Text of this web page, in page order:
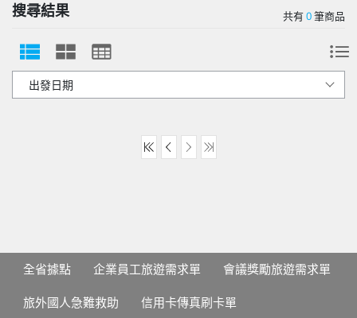
搜尋結果 共有0筆商品
全省據點 企業員工旅遊需求單 會議獎勵旅遊需求單
旅外國人急難救助 信用卡傳真刷卡單